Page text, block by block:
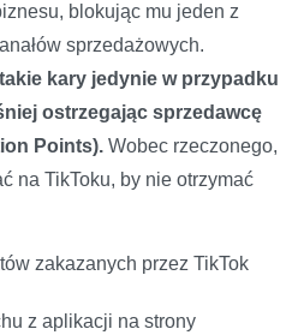
blokując mu jeden z
sprzedażowych.
kary jedynie w przypadku
ostrzegając sprzedawcę
Points). Wobec rzeczonego,
na TikToku, by nie otrzymać
zakazanych przez TikTok
z aplikacji na strony